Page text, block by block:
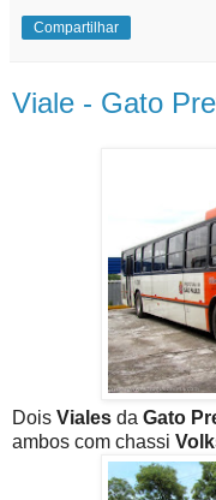
Compartilhar
Viale - Gato
Dois Viales da Gato
ambos com chassi